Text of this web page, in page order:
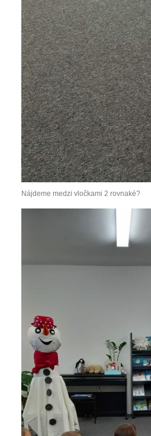
Nájdeme medzi vločkami 2 rovnaké?